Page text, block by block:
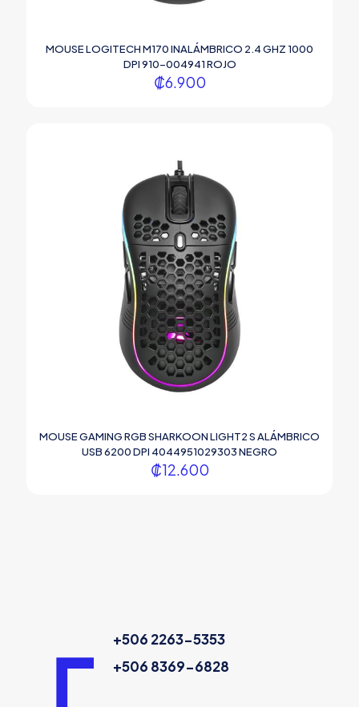
MOUSE LOGITECH M170 INALÁMBRICO 2.4 GHZ 1000
DPI 910-004941 ROJO
₡6.900
MOUSE GAMING RGB SHARKOON LIGHT2 S ALÁMBRICO
USB 6200 DPI 4044951029303 NEGRO
₡12.600
+506 2263-5353
+506 8369-6828